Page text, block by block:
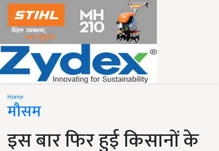
Home
मौसम
इस बार फिर हुई किसानों के